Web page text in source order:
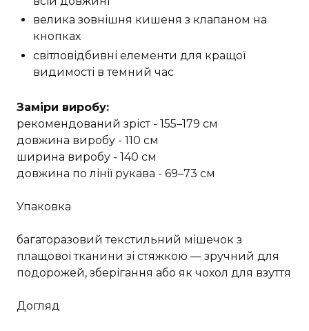
велика зовнішня кишеня з клапаном на
кнопках
світловідбивні елементи для кращої
видимості в темний час
Заміри виробу:
рекомендований зріст - 155–179 см
довжина виробу - 110 см
ширина виробу - 140 см
довжина по лінії рукава - 69–73 см
Упаковка
багаторазовий текстильний мішечок з
плащової тканини зі стяжкою — зручний для
подорожей, зберігання або як чохол для взуття
Догляд